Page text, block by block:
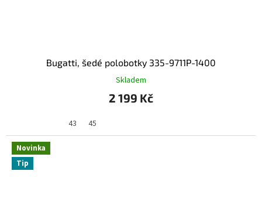
Bugatti, šedé polobotky 335-9711P-1400
Skladem
2 199 Kč
43 45
Novinka
Tip